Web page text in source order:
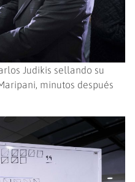
Judikis sellando su
minutos después